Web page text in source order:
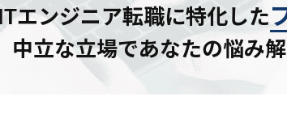
エンジニア転職に特化した
中立な立場であなたの悩み